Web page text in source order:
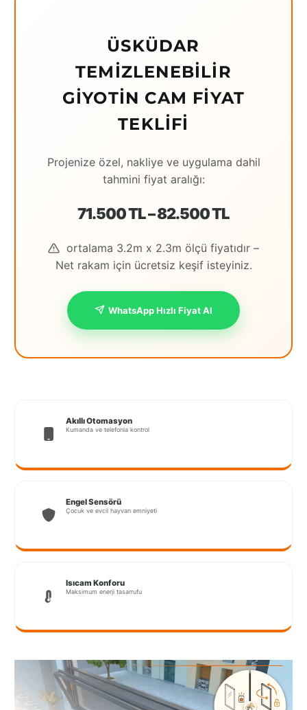
ÜSKÜDAR
TEMIZLENEBILIR
GIYOTIN CAM FIYAT
TEKLIFI
Projenize özel, nakliye ve uygulama dahil
tahmini fiyat aralığı:
71.500 TL – 82.500 TL
ortalama 3.2m x 2.3m ölçü fiyatıdır –
Net rakam için ücretsiz keşif isteyiniz.
WhatsApp Hızlı Fiyat Al
Akıllı Otomasyon
Kumanda ve telefonla kontrol
Engel Sensörü
Çocuk ve evcil hayvan emniyeti
Isıcam Konforu
Maksimum enerji tasarrufu
Eskişehir
Gaziantep
Hatay
İstanbul
Anadolu
Avrupa
Kırklareli
Lubrza
Muğla
Coquitlam
Sakarya
Sarajevo
Sivas
switzerland